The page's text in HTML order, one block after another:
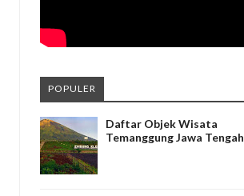
POPULER
Daftar Objek Wisata
Temanggung Jawa Tengah